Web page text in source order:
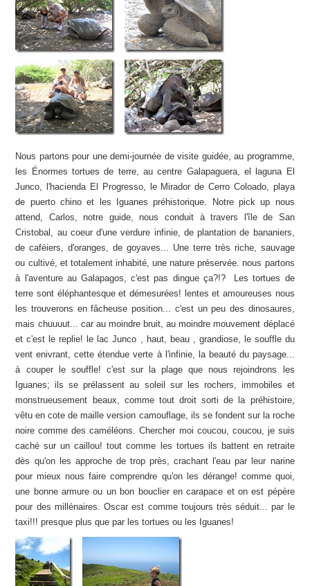
Nous partons pour une demi-journée de visite guidée, au programme,
les Énormes tortues de terre, au centre Galapaguera, el laguna El
Junco, l'hacienda El Progresso, le Mirador de Cerro Coloado, playa
de puerto chino et les Iguanes préhistorique. Notre pick up nous
attend, Carlos, notre guide, nous conduit à travers l'île de San
Cristobal, au coeur d'une verdure infinie, de plantation de bananiers,
de caféiers, d'oranges, de goyaves... Une terre très riche, sauvage
ou cultivé, et totalement inhabité, une nature préservée. nous partons
à l'aventure au Galapagos, c'est pas dingue ça?!? Les tortues de
terre sont éléphantesque et démesurées! lentes et amoureuses nous
les trouverons en fâcheuse position... c'est un peu des dinosaures,
mais chuuuut... car au moindre bruit, au moindre mouvement déplacé
et c'est le replie! le lac Junco , haut, beau , grandiose, le souffle du
vent enivrant, cette étendue verte à l'infinie, la beauté du paysage...
à couper le souffle! c'est sur la plage que nous rejoindrons les
Iguanes; ils se prélassent au soleil sur les rochers, immobiles et
monstrueusement beaux, comme tout droit sorti de la préhistoire,
vêtu en cote de maille version camouflage, ils se fondent sur la roche
noire comme des caméléons. Chercher moi coucou, coucou, je suis
caché sur un caillou! tout comme les tortues ils battent en retraite
dès qu'on les approche de trop près, crachant l'eau par leur narine
pour mieux nous faire comprendre qu'on les dérange! comme quoi,
une bonne armure ou un bon bouclier en carapace et on est pépère
pour des millénaires. Oscar est comme toujours très séduit... par le
taxi!!! presque plus que par les tortues ou les Iguanes!